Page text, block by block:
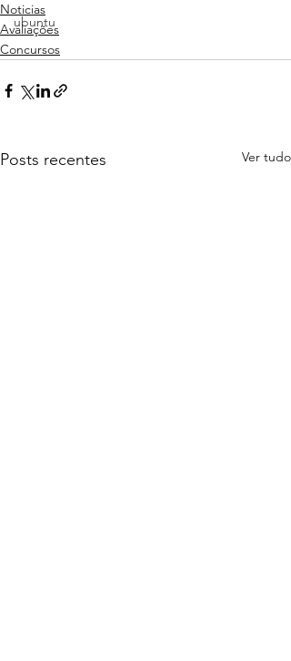
ubuntu
Noticias
Avaliações
Concursos
Posts recentes Ver tudo